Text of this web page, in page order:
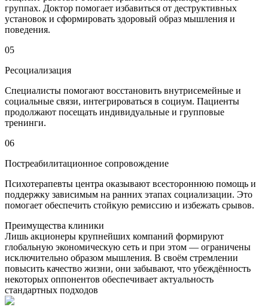
группах. Доктор помогает избавиться от деструктивных
установок и сформировать здоровый образ мышления и
поведения.
05
Ресоциализация
Специалисты помогают восстановить внутрисемейные и
социальные связи, интегрироваться в социум. Пациенты
продолжают посещать индивидуальные и групповые
тренинги.
06
Постреабилитационное сопровождение
Психотерапевты центра оказывают всестороннюю помощь и
поддержку зависимым на ранних этапах социализации. Это
помогает обеспечить стойкую ремиссию и избежать срывов.
Преимущества клиники
Лишь акционеры крупнейших компаний формируют
глобальную экономическую сеть и при этом — ограничены
исключительно образом мышления. В своём стремлении
повысить качество жизни, они забывают, что убеждённость
некоторых оппонентов обеспечивает актуальность
стандартных подходов